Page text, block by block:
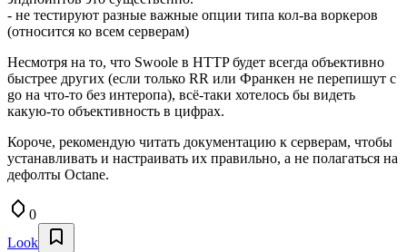
- не тестируют разные важные опции типа кол-ва воркеров
(относится ко всем серверам)
Несмотря на то, что Swoole в HTTP будет всегда объективно
быстрее других (если только RR или Франкен не перепишут с
go на что-то без интеропа), всё-таки хотелось бы видеть
какую-то объективность в цифрах.
Короче, рекомендую читать документацию к серверам, чтобы
устанавливать и настраивать их правильно, а не полагаться на
дефолты Octane.
0
Look